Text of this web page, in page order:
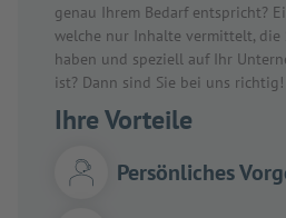
genau Ihrem Bedarf entspricht?
welche nur Inhalte vermittelt, die
haben und speziell auf Ihr
ist? Dann sind Sie bei uns richtig!
Ihre Vorteile
Persönliches